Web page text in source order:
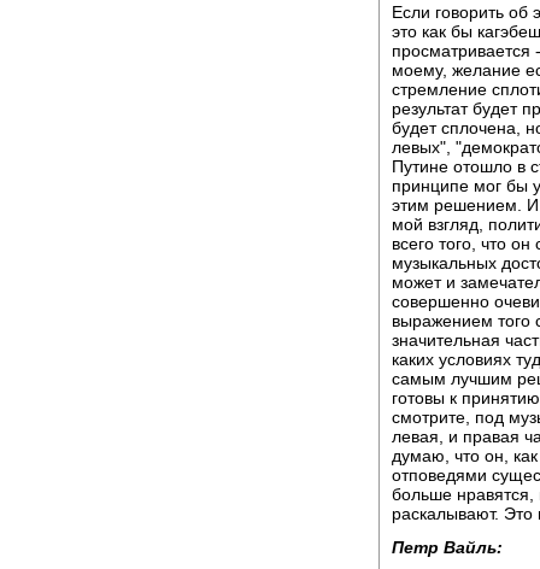
Если говорить об
это как бы
моему, желание
стремление
результат будет
будет сплочена,
левых",
Путине отошло в
принципе мог бы
этим решением. И
мой взгляд,
всего того, что
музыкальных
может и
совершенно
выражением того
значительная
каких условиях
самым лучшим
готовы к
смотрите, под
левая, и правая
думаю, что он,
отповедями
больше
раскалывают. Это
Петр Вайль: